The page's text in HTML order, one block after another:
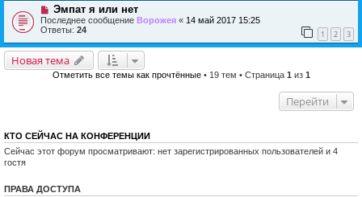
Эмпат я или нет
Последнее сообщение Ворожея « 14 май 2017 15:25
Ответы: 24 1 2 3
Новая тема
Отметить все темы как прочтённые• 19 тем • Страница 1 из 1
Перейти
КТО СЕЙЧАС НА КОНФЕРЕНЦИИ
Сейчас этот форум просматривают: нет зарегистрированных пользователей и 4
гостя
ПРАВА ДОСТУПА